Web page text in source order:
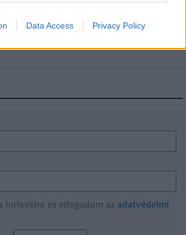
Data Access Privacy Policy
Mohács a csata ötszázadik
hírlevélre és elfogadom az adatvédelmi